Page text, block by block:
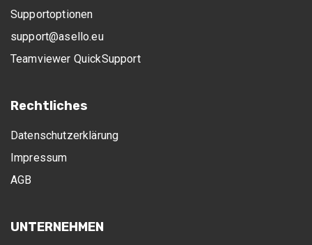
Supportoptionen
support@asello.eu
Teamviewer QuickSupport
Rechtliches
Datenschutzerklärung
Impressum
AGB
UNTERNEHMEN